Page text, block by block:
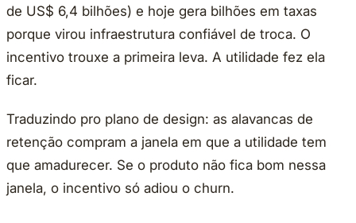
de US$ 6,4 bilhões) e hoje gera bilhões em taxas
porque virou infraestrutura confiável de troca. O
incentivo trouxe a primeira leva. A utilidade fez ela
ficar.
Traduzindo pro plano de design: as alavancas de
retenção compram a janela em que a utilidade tem
que amadurecer. Se o produto não fica bom nessa
janela, o incentivo só adiou o churn.